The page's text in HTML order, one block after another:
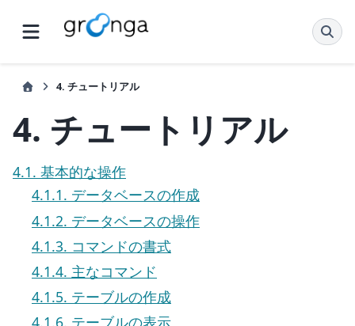
4. チュートリアル
4. チュートリアル
4.1. 基本的な操作
4.1.1. データベースの作成
4.1.2. データベースの操作
4.1.3. コマンドの書式
4.1.4. 主なコマンド
4.1.5. テーブルの作成